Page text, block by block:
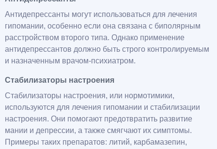
Антидепрессанты могут использоваться для лечения
гипомании, особенно если она связана с биполярным
расстройством второго типа. Однако применение
антидепрессантов должно быть строго контролируемым
и назначенным врачом-психиатром.
Стабилизаторы настроения
Стабилизаторы настроения, или нормотимики,
используются для лечения гипомании и стабилизации
настроения. Они помогают предотвратить развитие
мании и депрессии, а также смягчают их симптомы.
Примеры таких препаратов: литий, карбамазепин,